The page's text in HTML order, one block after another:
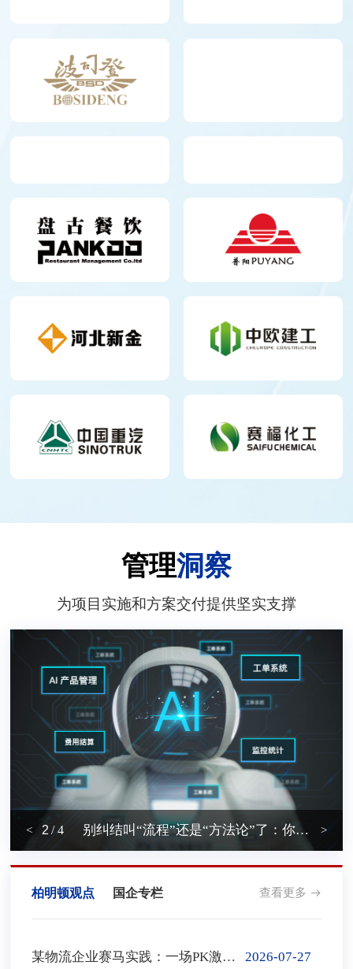
管理洞察
为项目实施和方案交付提供坚实支撑
离职面谈，你听到的80%都是“场面话”
别纠结叫“流程”还是“方法论”了：你真正缺的是一套活的做事逻辑 | 企业流程系列文章（五）
从历史看国企改革：党建与阿米巴经营哲学，本就是同源共理
员工不动，KPI没用——这家制造企业靠激活员工一年降本1200万！
2 / 4
柏明顿观点 查看更多
国企专栏
2026-07-27
某物流企业赛马实践：一场PK激活102个网点利润意识 | 经营人才的选拔与淘汰系列文章（一）